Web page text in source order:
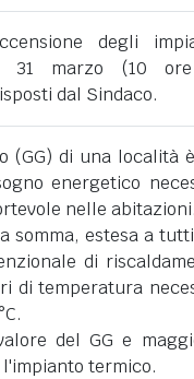
degli
31 marzo (10
dal Sindaco.
(GG) di una località
energetico
nelle abitazioni.
somma, estesa a
di
di temperatura
del GG e
termico.